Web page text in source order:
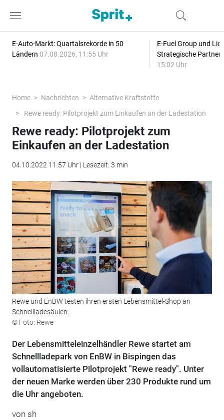
E-Auto-Markt: Quartalsrekorde in 50
Ländern 07.08.2026, 11:55 Uhr
E-Fuel Group und
Strategische
15:02 Uhr
Home Nachrichten
Alternative Kraftstoffe
Rewe ready: Pilotprojekt zum Einkaufen an der Ladestation
Rewe ready: Pilotprojekt zum
Einkaufen an der Ladestation
04.10.2022 11:57 Uhr | Lesezeit: 3 min
Rewe und EnBW testen ihren ersten Lebensmittel-Shop an
Schnellladesäulen.
© Foto: Rewe
Der Lebensmitteleinzelhändler Rewe startet am
Schnellladepark von EnBW in Bispingen das
vollautomatisierte Pilotprojekt "Rewe ready". Unter
der neuen Marke werden über 230 Produkte rund um
die Uhr angeboten.
von sh